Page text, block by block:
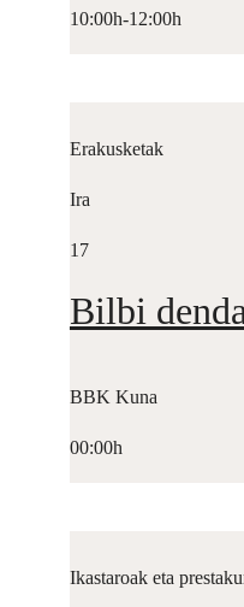
10:00h-12:00h
Erakusketak
Ira
17
Bilbi
BBK Kuna
00:00h
Ikastaroak eta